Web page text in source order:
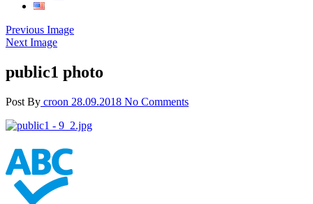
Previous Image
Next Image
public1 photo
Post By croon 28.09.2018 No Comments